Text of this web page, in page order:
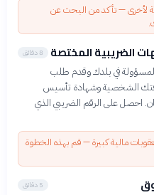
لأخرى — تأكد من البحث عن
الضريبية المختصة 8 دقائق
في بلدك وقدم طلب
الشخصية وشهادة تأسيس
احصل على الرقم الضريبي الذي
مالية كبيرة — قم بهذه الخطوة
5 دقائق